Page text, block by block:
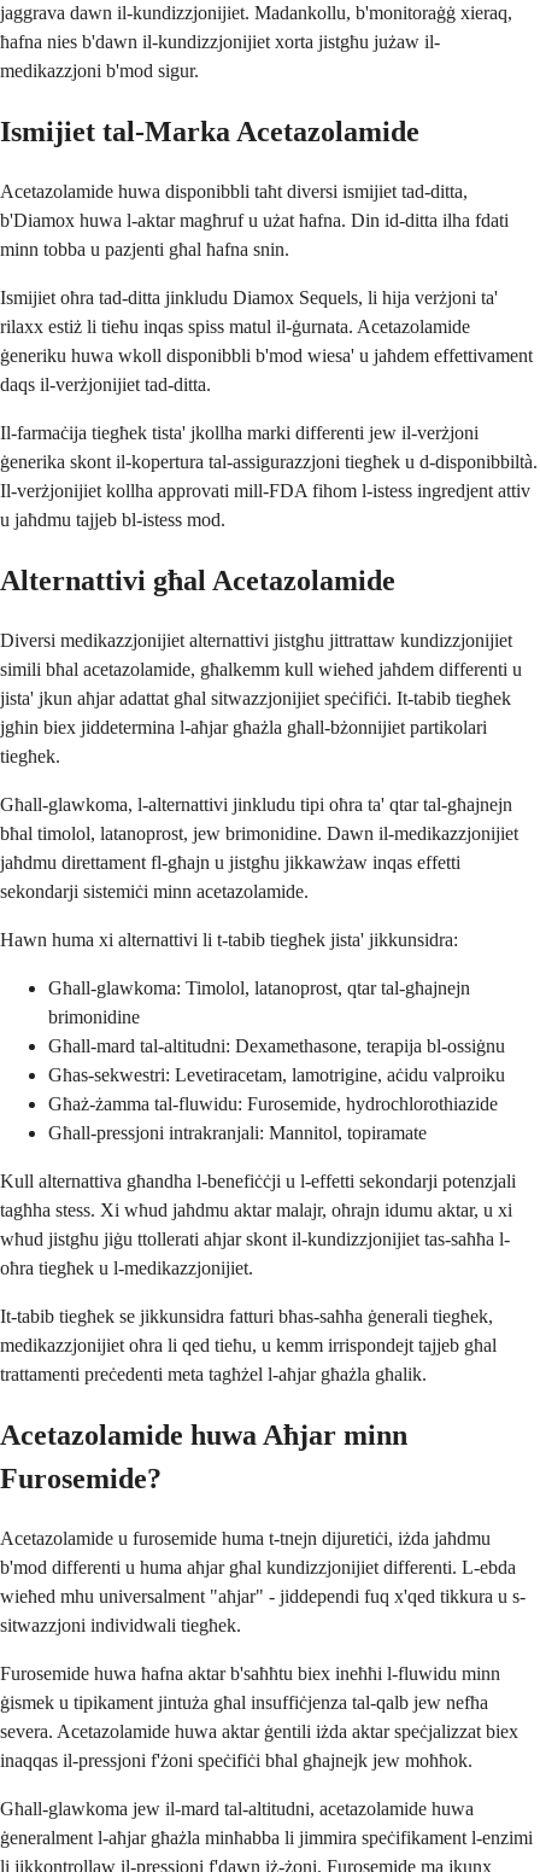
jaggrava dawn il-kundizzjonijiet. Madankollu, b'monitoraġġ xieraq,
ħafna nies b'dawn il-kundizzjonijiet xorta jistgħu jużaw il-
medikazzjoni b'mod sigur.
Ismijiet tal-Marka Acetazolamide
Acetazolamide huwa disponibbli taħt diversi ismijiet tad-ditta,
b'Diamox huwa l-aktar magħruf u użat ħafna. Din id-ditta ilha fdati
minn tobba u pazjenti għal ħafna snin.
Ismijiet oħra tad-ditta jinkludu Diamox Sequels, li hija verżjoni ta'
rilaxx estiż li tieħu inqas spiss matul il-ġurnata. Acetazolamide
ġeneriku huwa wkoll disponibbli b'mod wiesa' u jaħdem effettivament
daqs il-verżjonijiet tad-ditta.
Il-farmaċija tiegħek tista' jkollha marki differenti jew il-verżjoni
ġenerika skont il-kopertura tal-assigurazzjoni tiegħek u d-disponibbiltà.
Il-verżjonijiet kollha approvati mill-FDA fihom l-istess ingredjent attiv
u jaħdmu tajjeb bl-istess mod.
Alternattivi għal Acetazolamide
Diversi medikazzjonijiet alternattivi jistgħu jittrattaw kundizzjonijiet
simili bħal acetazolamide, għalkemm kull wieħed jaħdem differenti u
jista' jkun aħjar adattat għal sitwazzjonijiet speċifiċi. It-tabib tiegħek
jgħin biex jiddetermina l-aħjar għażla għall-bżonnijiet partikolari
tiegħek.
Għall-glawkoma, l-alternattivi jinkludu tipi oħra ta' qtar tal-għajnejn
bħal timolol, latanoprost, jew brimonidine. Dawn il-medikazzjonijiet
jaħdmu direttament fl-għajn u jistgħu jikkawżaw inqas effetti
sekondarji sistemiċi minn acetazolamide.
Hawn huma xi alternattivi li t-tabib tiegħek jista' jikkunsidra:
Għall-glawkoma: Timolol, latanoprost, qtar tal-għajnejn
brimonidine
Għall-mard tal-altitudni: Dexamethasone, terapija bl-ossiġnu
Għas-sekwestri: Levetiracetam, lamotrigine, aċidu valproiku
Għaż-żamma tal-fluwidu: Furosemide, hydrochlorothiazide
Għall-pressjoni intrakranjali: Mannitol, topiramate
Kull alternattiva għandha l-benefiċċji u l-effetti sekondarji potenzjali
tagħha stess. Xi wħud jaħdmu aktar malajr, oħrajn idumu aktar, u xi
wħud jistgħu jiġu ttollerati aħjar skont il-kundizzjonijiet tas-saħħa l-
oħra tiegħek u l-medikazzjonijiet.
It-tabib tiegħek se jikkunsidra fatturi bħas-saħħa ġenerali tiegħek,
medikazzjonijiet oħra li qed tieħu, u kemm irrispondejt tajjeb għal
trattamenti preċedenti meta tagħżel l-aħjar għażla għalik.
Acetazolamide huwa Aħjar minn
Furosemide?
Acetazolamide u furosemide huma t-tnejn dijuretiċi, iżda jaħdmu
b'mod differenti u huma aħjar għal kundizzjonijiet differenti. L-ebda
wieħed mhu universalment "aħjar" - jiddependi fuq x'qed tikkura u s-
sitwazzjoni individwali tiegħek.
Furosemide huwa ħafna aktar b'saħħtu biex ineħħi l-fluwidu minn
ġismek u tipikament jintuża għal insuffiċjenza tal-qalb jew nefħa
severa. Acetazolamide huwa aktar ġentili iżda aktar speċjalizzat biex
inaqqas il-pressjoni f'żoni speċifiċi bħal għajnejk jew moħħok.
Għall-glawkoma jew il-mard tal-altitudni, acetazolamide huwa
ġeneralment l-aħjar għażla minħabba li jimmira speċifikament l-enzimi
li jikkontrollaw il-pressjoni f'dawn iż-żoni. Furosemide ma jkunx